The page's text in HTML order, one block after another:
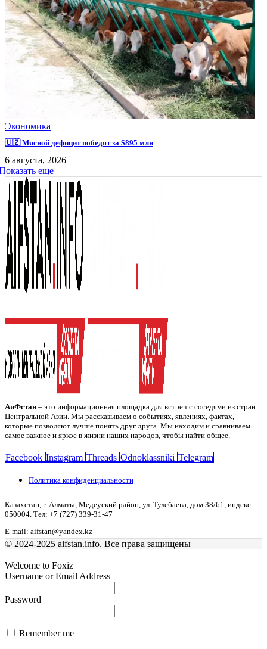
Экономика
🇺🇿 Мясной дефицит победят за $895 млн
6 августа, 2026
еще
АиФстан – это информационная площадка для встреч с соседями из стран
Центральной Азии. Мы рассказываем о событиях, явлениях, фактах,
которые позволяют лучше понять друг друга. Мы находим и сравниваем
самое важное и яркое в жизни наших народов, чтобы найти общее.
Facebook Instagram Threads Odnoklassniki Telegram
Политика конфиденциальности
Казахстан, г. Алматы, Медеуский район, ул. Тулебаева, дом 38/61, индекс
050004. Тел: +7 (727) 339-31-47
E-mail: aifstan@yandex.kz
© 2024-2025 aifstan.info. Все права защищены
Welcome to Foxiz
Username or Email Address
Password
Remember me